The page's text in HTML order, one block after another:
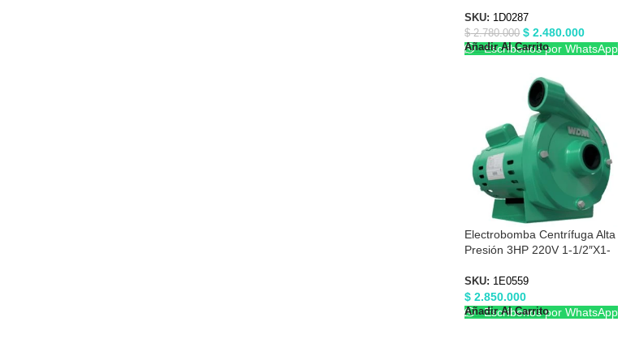
SKU: 1D0287
$2.780.000 $ 2.480.000
Añadir Al Carrito
Escríbenos por WhatsApp
Electrobomba Centrífuga Alta
Presión 3HP 220V 1-1/2″X1-
SKU: 1E0559
$ 2.850.000
Añadir Al Carrito
Escríbenos por WhatsApp